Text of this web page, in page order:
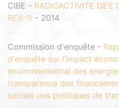
CIBE - RADIOACTIVITE DES
REX-1) - 2014
Commission d'enquête -
d'enquête sur l’impact
environnemental des
transparence des
sociale des politiques de